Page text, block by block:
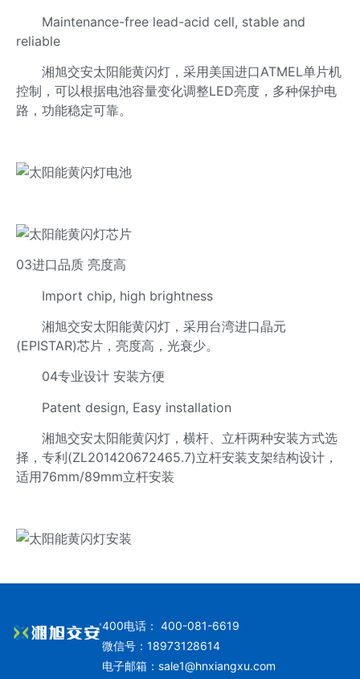
Maintenance-free lead-acid cell, stable and
reliable
湘旭交安太阳能黄闪灯，采用美国进口ATMEL单片机
控制，可以根据电池容量变化调整LED亮度，多种保护电
路，功能稳定可靠。
03进口品质 亮度高
Import chip, high brightness
湘旭交安太阳能黄闪灯，采用台湾进口晶元
(EPISTAR)芯片，亮度高，光衰少。
04专业设计 安装方便
Patent design, Easy installation
湘旭交安太阳能黄闪灯，横杆、立杆两种安装方式选
择，专利(ZL201420672465.7)立杆安装支架结构设计，
适用76mm/89mm立杆安装
400电话： 400-081-6619
微信号：18973128614
电子邮箱： sale1@hnxiangxu.com